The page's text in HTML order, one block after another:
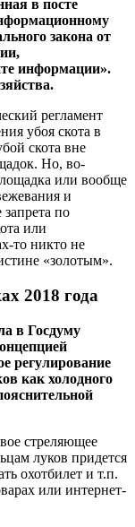
в посте
закона от
информации».
регламент
убоя скота в
скота вне
Но, во-
или вообще
и
по
или
то никто не
«золотым».
2018 года
в Госдуму
регулирование
как холодного
стреляющее
луков придется
охотбилет и т.п.
или интернет-